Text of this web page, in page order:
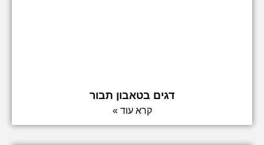
דגים בטאבון תבור
קרא עוד »